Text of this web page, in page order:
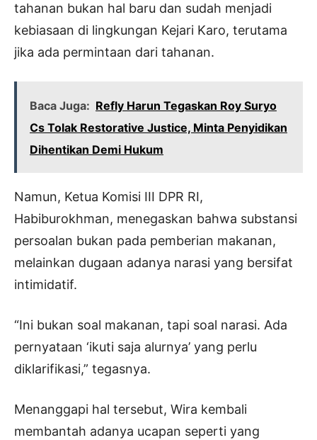
tahanan bukan hal baru dan sudah menjadi
kebiasaan di lingkungan Kejari Karo, terutama
jika ada permintaan dari tahanan.
Baca Juga: Refly Harun Tegaskan Roy Suryo
Cs Tolak Restorative Justice, Minta Penyidikan
Dihentikan Demi Hukum
Namun, Ketua Komisi III DPR RI,
Habiburokhman, menegaskan bahwa substansi
persoalan bukan pada pemberian makanan,
melainkan dugaan adanya narasi yang bersifat
intimidatif.
“Ini bukan soal makanan, tapi soal narasi. Ada
pernyataan ‘ikuti saja alurnya’ yang perlu
diklarifikasi,” tegasnya.
Menanggapi hal tersebut, Wira kembali
membantah adanya ucapan seperti yang